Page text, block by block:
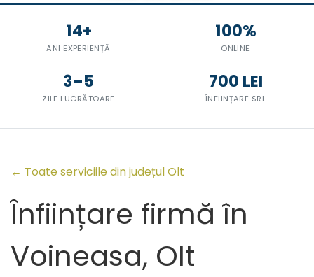
14+
ANI EXPERIENȚĂ
100%
ONLINE
3–5
ZILE LUCRĂTOARE
700 LEI
ÎNFIINȚARE SRL
← Toate serviciile din județul Olt
Înființare firmă în
Voineasa, Olt